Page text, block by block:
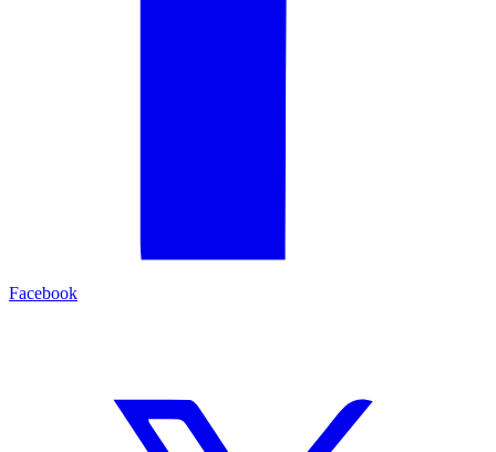
Facebook